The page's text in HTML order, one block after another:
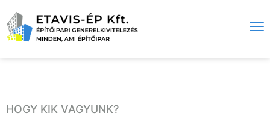
HOGY KIK VAGYUNK?